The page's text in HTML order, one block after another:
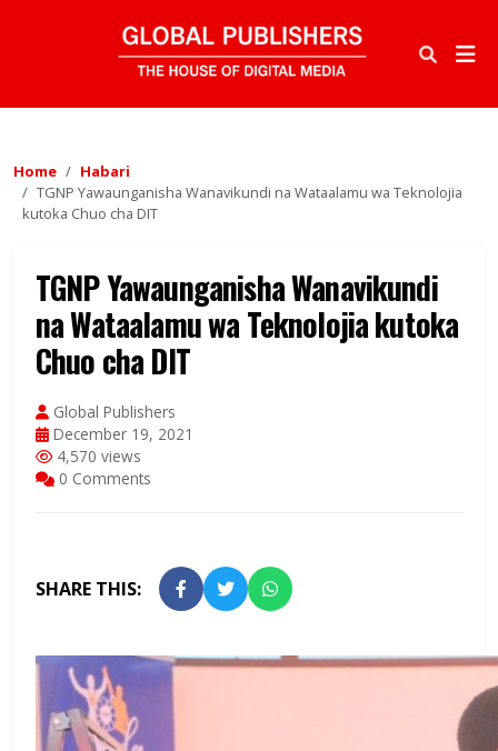
Home
Habari
TGNP Yawaunganisha Wanavikundi na Wataalamu wa Teknolojia
kutoka Chuo cha DIT
TGNP Yawaunganisha Wanavikundi
na Wataalamu wa Teknolojia kutoka
Chuo cha DIT
Global Publishers
December 19, 2021
4,570 views
0 Comments
SHARE THIS: